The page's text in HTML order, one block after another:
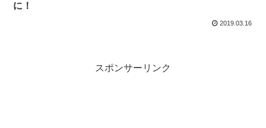
に！
2019.03.16
スポンサーリンク